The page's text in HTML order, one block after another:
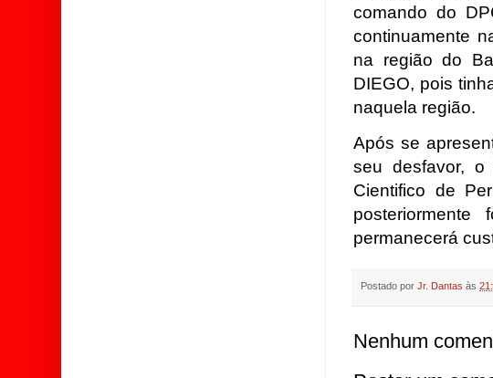
comando do
continuamente
na região do
DIEGO, pois
naquela região.
Após se
seu desfavor, o
Cientifico de
posteriormente
permanecerá
Postado por Jr. Dantas às
Nenhum